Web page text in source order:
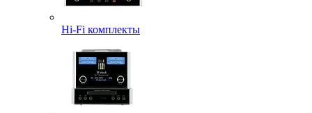
Hi-Fi комплекты